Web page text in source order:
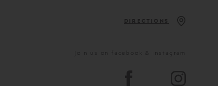
DIRECTIONS
Join us on facebook & instagram